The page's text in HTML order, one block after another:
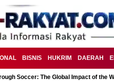
BISNIS HUKRIM DAERAH
Soccer: The Global Impact of the